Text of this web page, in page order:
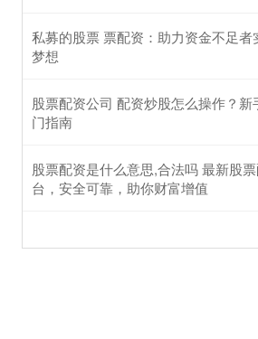
私募的股票 票配资：助力资金不足者
梦想
股票配资公司 配资炒股怎么操作？新
门指南
股票配资是什么意思,合法吗 最新股
台，安全可靠，助你财富增值